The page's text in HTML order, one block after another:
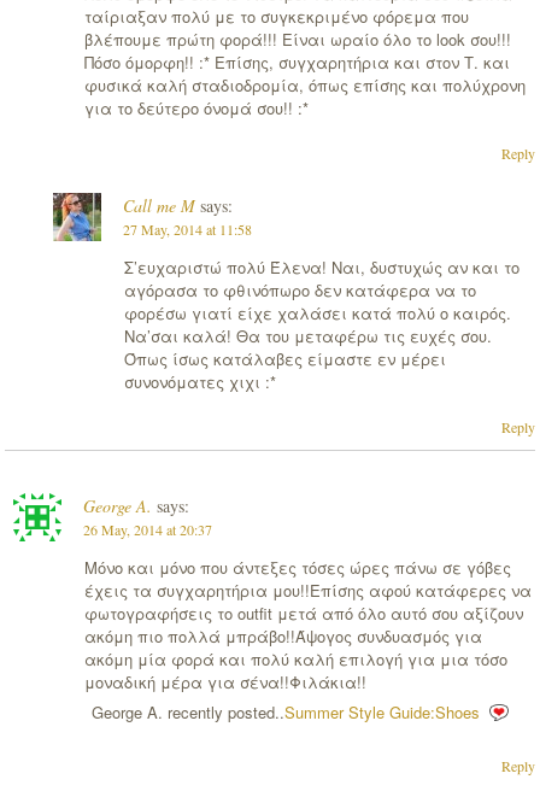
ταίριαξαν πολύ με το συγκεκριμένο φόρεμα που
βλέπουμε πρώτη φορά!!! Είναι ωραίο όλο το look σου!!!
Πόσο όμορφη!! :* Επίσης, συγχαρητήρια και στον Τ. και
φυσικά καλή σταδιοδρομία, όπως επίσης και πολύχρονη
για το δεύτερο όνομά σου!! :*
Reply
Call me M says:
27 May, 2014 at 11:58
Σ’ευχαριστώ πολύ Έλενα! Ναι, δυστυχώς αν και το
αγόρασα το φθινόπωρο δεν κατάφερα να το
φορέσω γιατί είχε χαλάσει κατά πολύ ο καιρός.
Να’σαι καλά! Θα του μεταφέρω τις ευχές σου.
Όπως ίσως κατάλαβες είμαστε εν μέρει
συνονόματες χιχι :*
Reply
George A. says:
26 May, 2014 at 20:37
Μόνο και μόνο που άντεξες τόσες ώρες πάνω σε γόβες
έχεις τα συγχαρητήρια μου!!Επίσης αφού κατάφερες να
φωτογραφήσεις το outfit μετά από όλο αυτό σου αξίζουν
ακόμη πιο πολλά μπράβο!!Άψογος συνδυασμός για
ακόμη μία φορά και πολύ καλή επιλογή για μια τόσο
μοναδική μέρα για σένα!!Φιλάκια!!
George A. recently posted..Summer Style Guide:Shoes
Reply